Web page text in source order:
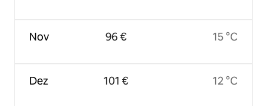
Nov
Dez
96 €
101 €
15 °C
12 °C